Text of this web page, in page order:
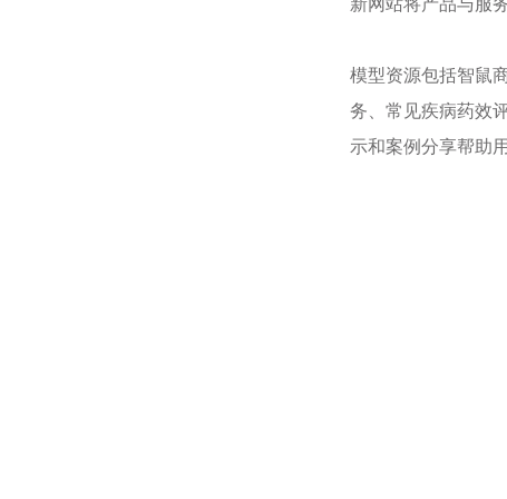
新网站将产品与服
模型资源包括智鼠
务、常见疾病药效
示和案例分享帮助